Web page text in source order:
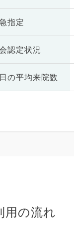
指定
認定状況
の平均来院数
用の流れ